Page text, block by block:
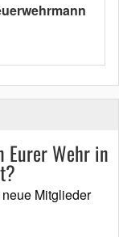
Eurer Wehr in
Mitglieder